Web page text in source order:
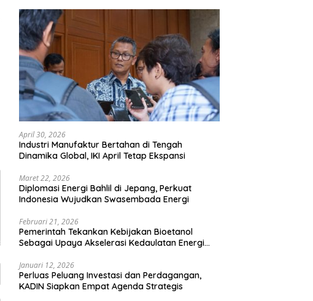
April 30, 2026
Industri Manufaktur Bertahan di Tengah
Dinamika Global, IKI April Tetap Ekspansi
Maret 22, 2026
Diplomasi Energi Bahlil di Jepang, Perkuat
Indonesia Wujudkan Swasembada Energi
Februari 21, 2026
Pemerintah Tekankan Kebijakan Bioetanol
Sebagai Upaya Akselerasi Kedaulatan Energi
Januari 12, 2026
Perluas Peluang Investasi dan Perdagangan,
KADIN Siapkan Empat Agenda Strategis